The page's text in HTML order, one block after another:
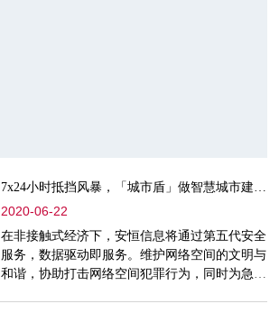
7x24小时抵挡风暴，「城市盾」做智慧城市建设安全后盾
2020-06-22
在非接触式经济下，安恒信息将通过第五代安全
服务，数据驱动即服务。维护网络空间的文明与
和谐，协助打击网络空间犯罪行为，同时为急速